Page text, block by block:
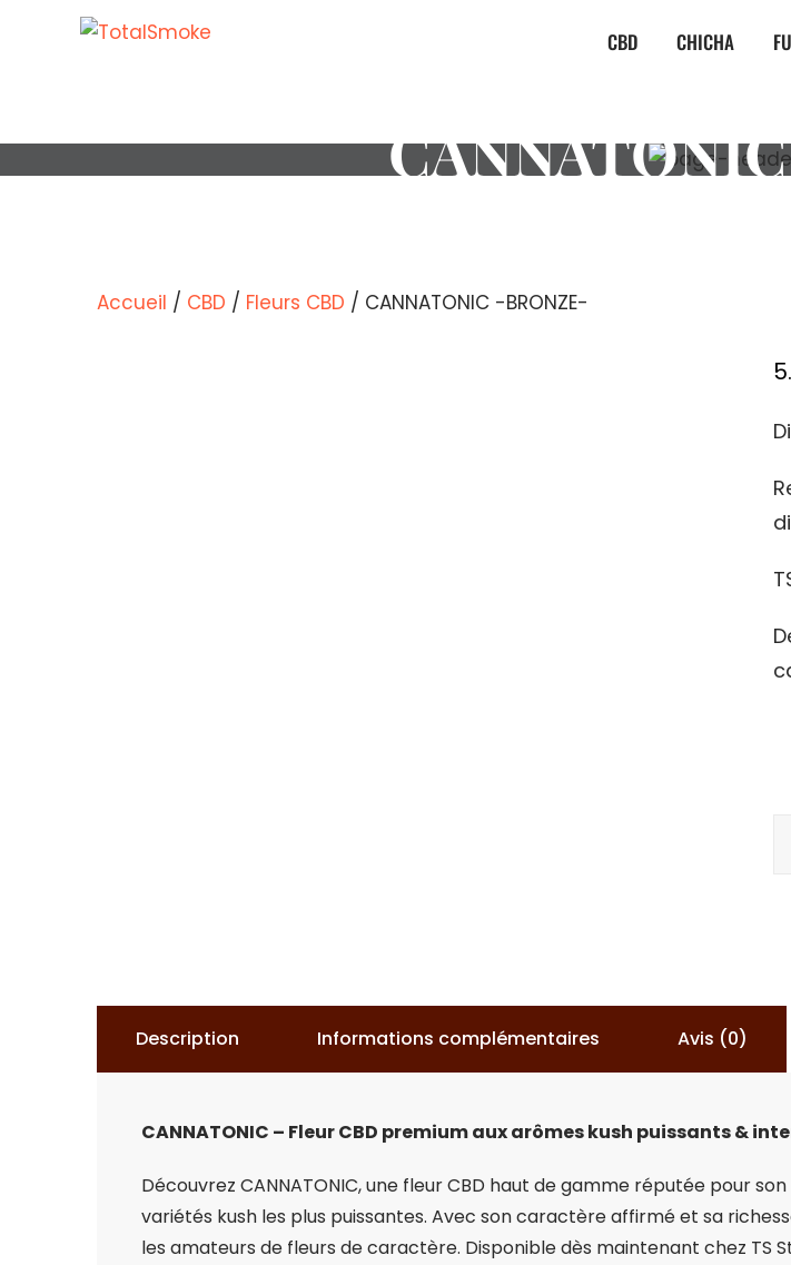
CBD CHICHA
Accueil / CBD / Fleurs CBD / CANNATONIC -BRONZE-
Description Informations complémentaires Avis (0)
CANNATONIC – Fleur CBD premium aux arômes kush puissants &
Découvrez CANNATONIC, une fleur CBD haut de gamme réputée pour
variétés kush les plus puissantes. Avec son caractère affirmé et sa
les amateurs de fleurs de caractère. Disponible dès maintenant chez TS